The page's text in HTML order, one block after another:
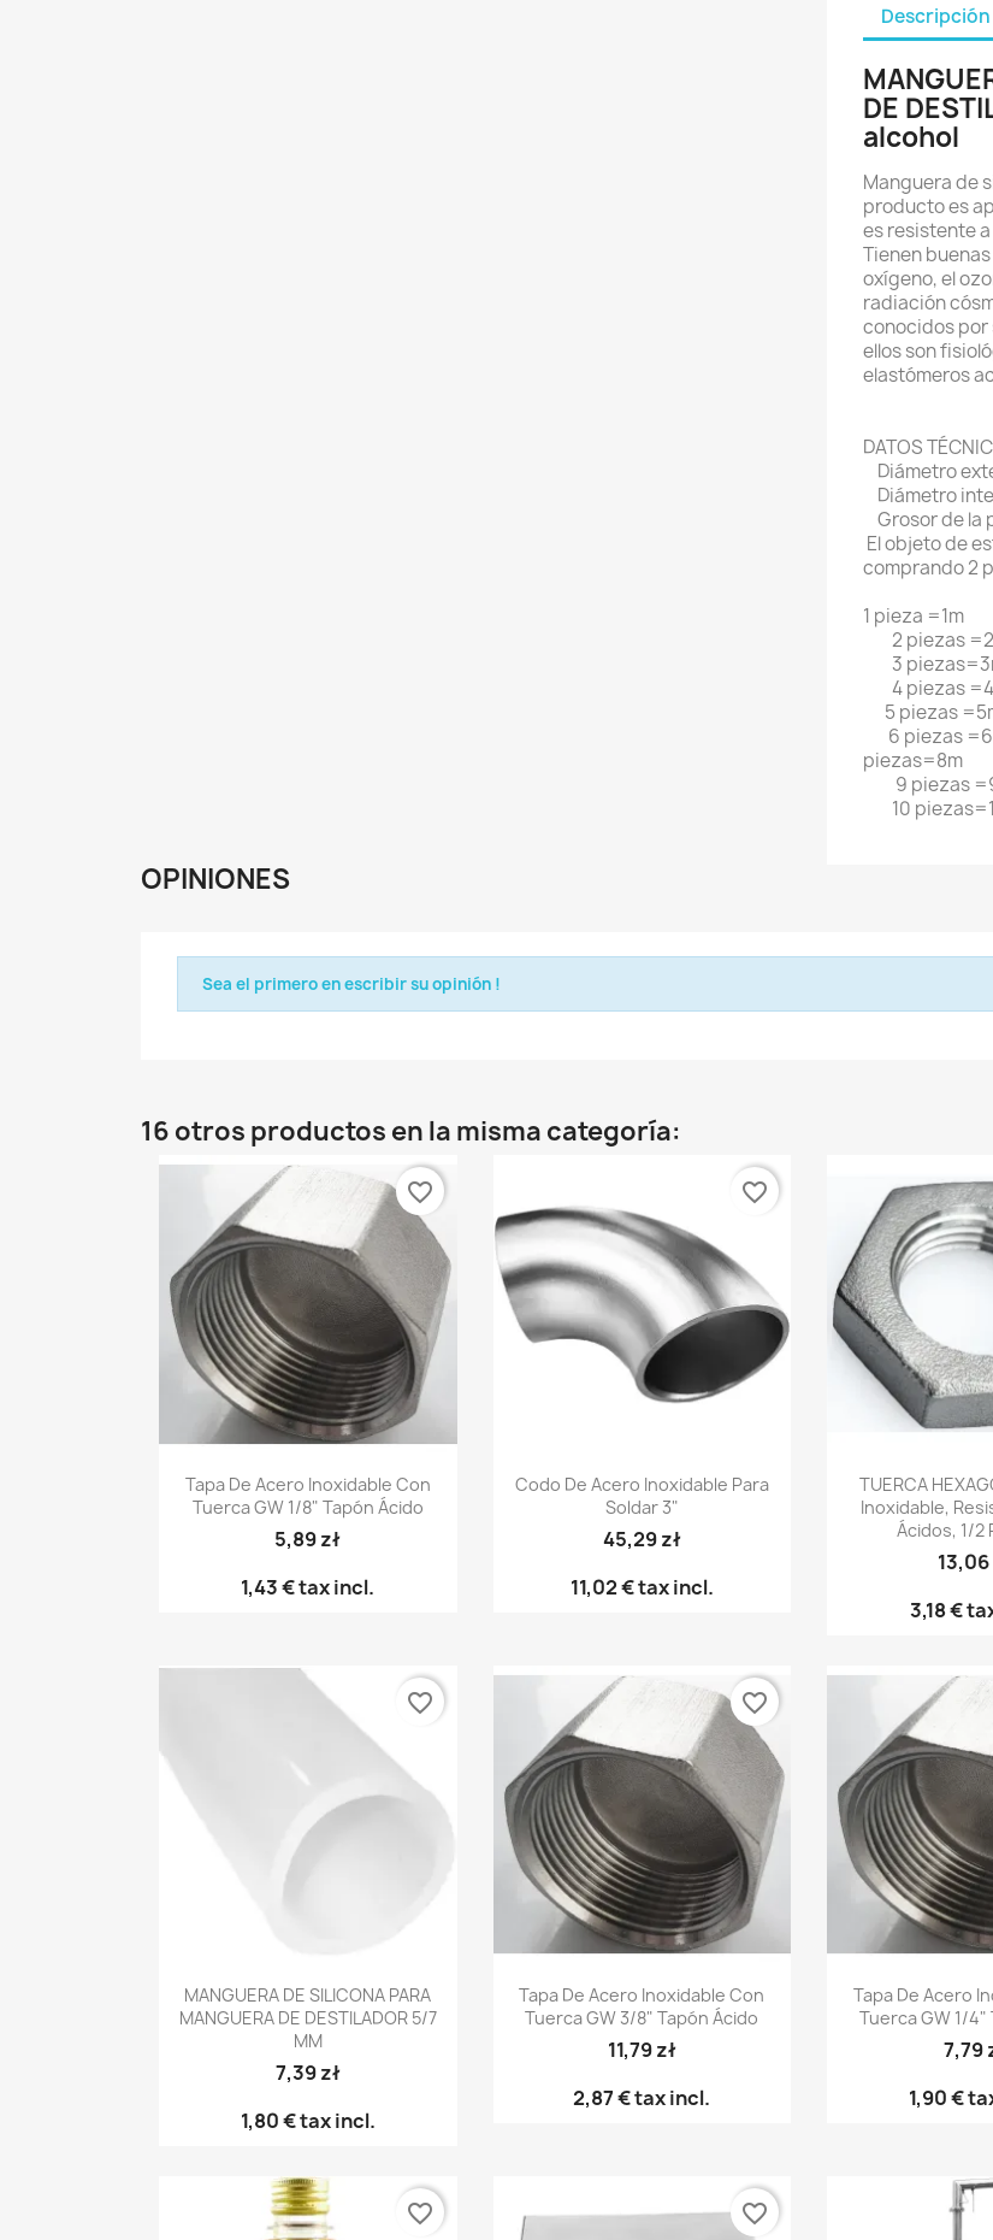
Descripción
DE
alcohol
Manguera de
producto es
es resistente
Tienen
oxígeno, el
radiación
conocidos por
ellos son
elastómeros
DATOS
Diámetro
Diámetro
Grosor de la
El objeto de
comprando 2
1 pieza =1m
2 piezas
3
4 piezas
5 piezas
6 piezas
piezas=8m
9 piezas
10
OPINIONES
Sea el primero en escribir su opinión !
16 otros productos en la misma categoría:
Vista rápida
Tapa De Acero Inoxidable Con
Tuerca GW 1/8" Tapón Ácido
5,89 zł
1,43 €tax incl.
favorite_border
Vista rápida
Codo De Acero Inoxidable Para
Soldar 3"
45,29 zł
11,02 €tax incl.
favorite_border
Vista
TUERCA
Inoxidable,
Ácidos, 1/2
13,06
3,18 €
Vista rápida
MANGUERA DE SILICONA PARA
MANGUERA DE DESTILADOR 5/7
MM
7,39 zł
1,80 €tax incl.
favorite_border
Vista rápida
Tapa De Acero Inoxidable Con
Tuerca GW 3/8" Tapón Ácido
11,79 zł
2,87 €tax incl.
favorite_border
Vista
Tapa De Acero
Tuerca GW 1/4"
7,79
1,90 €
favorite_border favorite_border